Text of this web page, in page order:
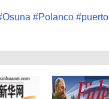
Osuna #Polanco #puerto